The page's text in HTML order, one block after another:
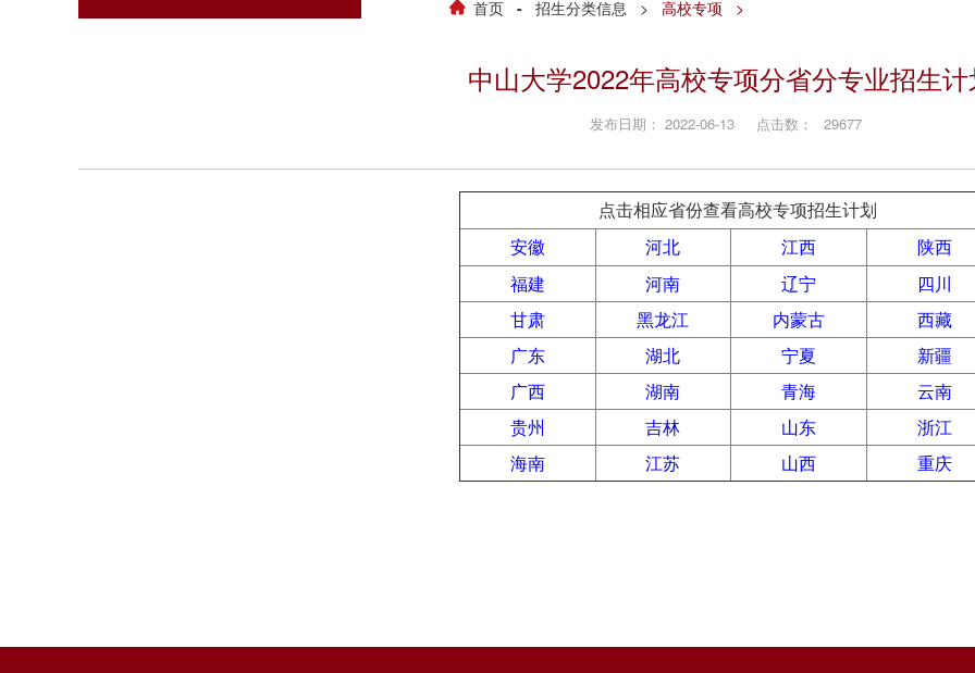
首页 - 招生分类信息 > 高校专项 >
中山大学2022年高校专项分省分专业招生
发布日期： 2022-06-13 点击数： 29677
点击相应省份查看高校专项招生计划
安徽
河北 江西
陕西
福建
河南 辽宁
四川
甘肃
黑龙江 内蒙古
西藏
广东
湖北 宁夏
新疆
广西
湖南 青海
云南
贵州
吉林 山东
浙江
海南
江苏 山西 重庆